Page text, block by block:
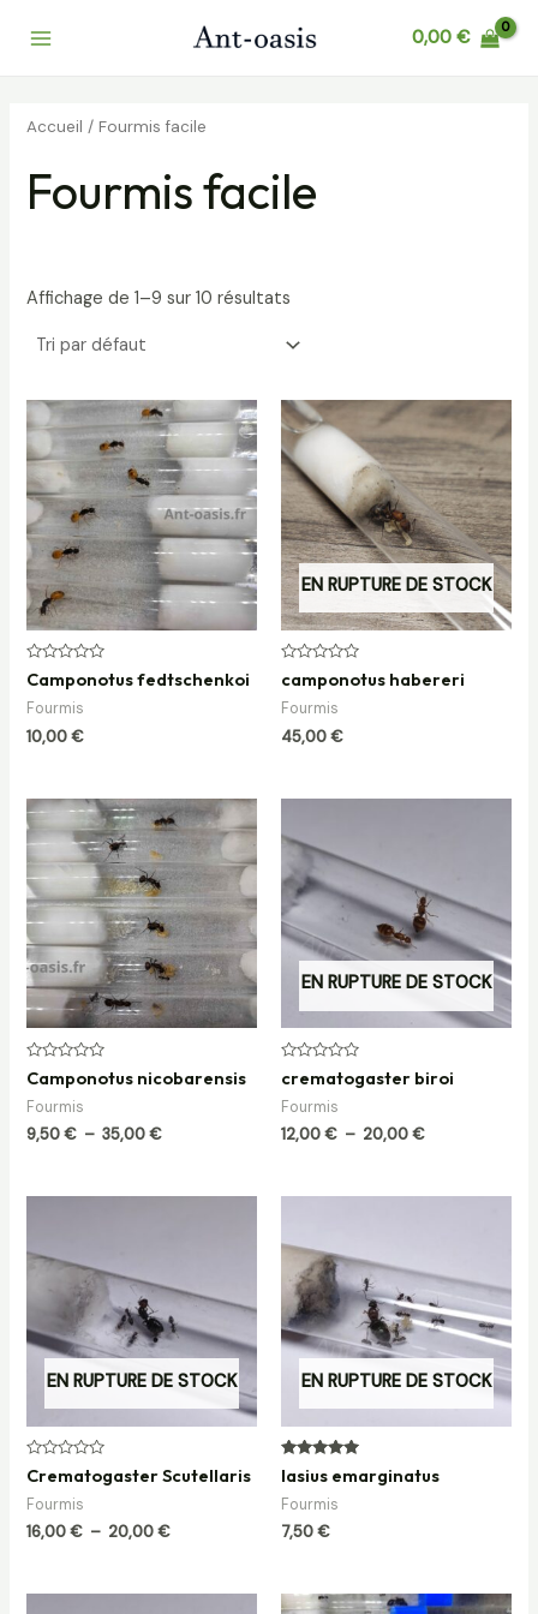
0,00€
Accueil / Fourmis facile
Fourmis facile
Affichage de 1–9 sur 10 résultats
Note
0
sur
5
Camponotus fedtschenkoi
Fourmis
10,00€
EN RUPTURE DE STOCK
0
sur
5
camponotus habereri
Fourmis
45,00€
Note
0
sur
5
Camponotus nicobarensis
Fourmis
9,50€ – 35,00€
Plage
de
prix :
9,50 €
à
35,00 €
EN RUPTURE DE STOCK
0
sur
5
crematogaster biroi
Fourmis
12,00€ – 20,00€
à
20,00 €
EN RUPTURE DE STOCK
Note
0
sur
5
Crematogaster Scutellaris
Fourmis
16,00€ – 20,00€
à
20,00 €
EN RUPTURE DE STOCK
Note
5.00
sur 5
lasius emarginatus
Fourmis
7,50€